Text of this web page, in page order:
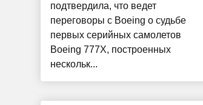
подтвердила, что ведет
переговоры с Boeing о судьбе
первых серийных самолетов
Boeing 777X, построенных
нескольк...